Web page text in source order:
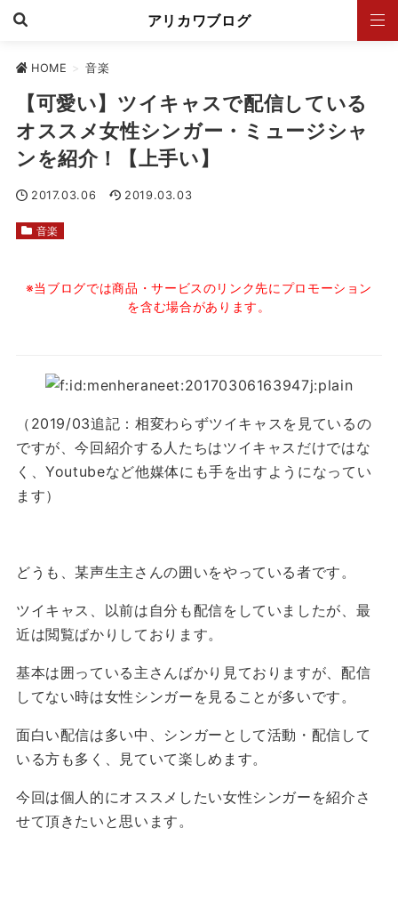
アリカワブログ
HOME > 音楽
【可愛い】ツイキャスで配信している
オススメ女性シンガー・ミュージシャ
ンを紹介！【上手い】
2017.03.06 2019.03.03
音楽
※当ブログでは商品・サービスのリンク先にプロモーション
を含む場合があります。
（2019/03追記：相変わらずツイキャスを見ているの
ですが、今回紹介する人たちはツイキャスだけではな
く、Youtubeなど他媒体にも手を出すようになってい
ます）
どうも、某声生主さんの囲いをやっている者です。
ツイキャス、以前は自分も配信をしていましたが、最
近は閲覧ばかりしております。
基本は囲っている主さんばかり見ておりますが、配信
してない時は女性シンガーを見ることが多いです。
面白い配信は多い中、シンガーとして活動・配信して
いる方も多く、見ていて楽しめます。
今回は個人的にオススメしたい女性シンガーを紹介さ
せて頂きたいと思います。